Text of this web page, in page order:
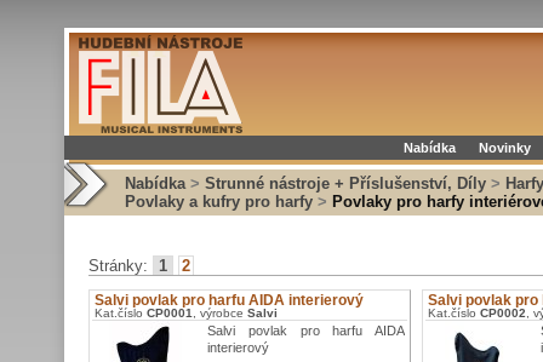
Nabídka Novinky
Nabídka > Strunné nástroje + Příslušenství, Díly >
Povlaky a kufry pro harfy > Povlaky pro harfy
Stránky: 1 2
Salvi povlak pro harfu AIDA interierový
Kat.číslo CP0001 , výrobce Salvi
Salvi povlak pro harfu AIDA
interierový
Salvi povlak
Kat.číslo CP0002 ,